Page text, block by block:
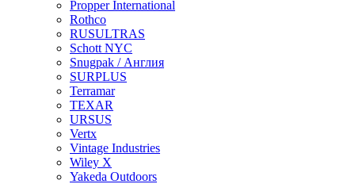
Propper International
Rothco
RUSULTRAS
Schott NYC
Snugpak / Англия
SURPLUS
Terramar
TEXAR
URSUS
Vertx
Vintage Industries
Wiley X
Yakeda Outdoors